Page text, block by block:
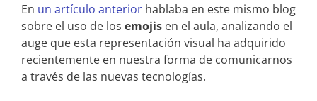
En un artículo anterior hablaba en este mismo blog
sobre el uso de los emojis en el aula, analizando el
auge que esta representación visual ha adquirido
recientemente en nuestra forma de comunicarnos
a través de las nuevas tecnologías.